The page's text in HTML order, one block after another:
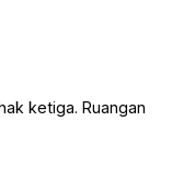
ketiga. Ruangan